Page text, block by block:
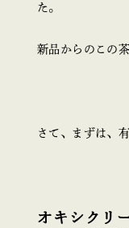
た。
新品からのこの
さて、まずは、有
オキシクリ